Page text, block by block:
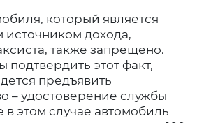
который является
дохода,
также запрещено.
подтвердить этот факт,
предъявить
– удостоверение службы
в этом случае автомобиль